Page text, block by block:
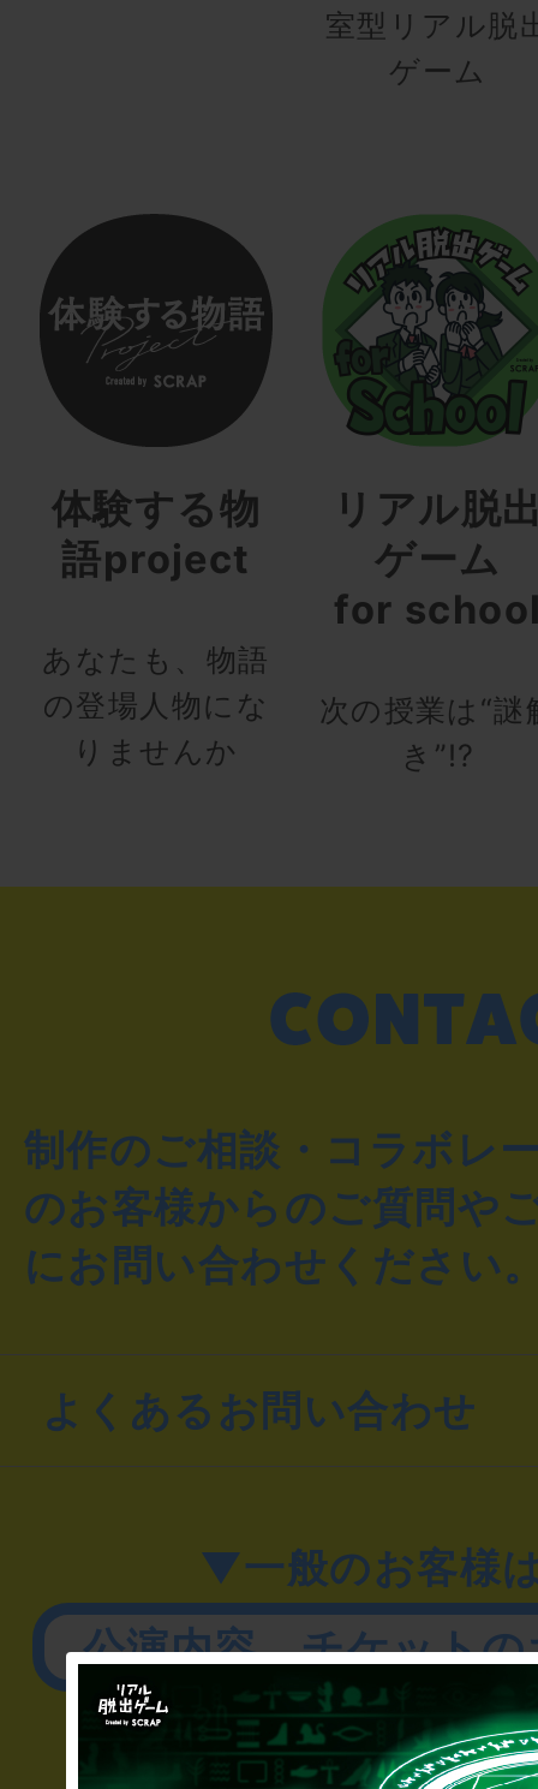
室型リアル脱
ゲーム
体験する物
語project
あなたも、物語
の登場人物にな
りませんか
リアル脱
ゲーム
for
次の授業は“謎
き”!?
制作のご相談・コラボレ
のお客様からのご質問や
にお問い合わせください
よくあるお問い合わせ
▼一般のお客様
公演内容、チケット
▼企業／法人の方